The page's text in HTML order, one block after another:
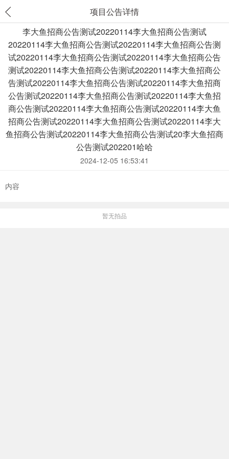
项目公告详情
李大鱼招商公告测试20220114李大鱼招商公告测试
20220114李大鱼招商公告测试20220114李大鱼招商公告测
试20220114李大鱼招商公告测试20220114李大鱼招商公告
测试20220114李大鱼招商公告测试20220114李大鱼招商公
告测试20220114李大鱼招商公告测试20220114李大鱼招商
公告测试20220114李大鱼招商公告测试20220114李大鱼招
商公告测试20220114李大鱼招商公告测试20220114李大鱼
招商公告测试20220114李大鱼招商公告测试20220114李大
鱼招商公告测试20220114李大鱼招商公告测试20李大鱼招商
公告测试202201哈哈
2024-12-05 16:53:41
内容
暂无拍品